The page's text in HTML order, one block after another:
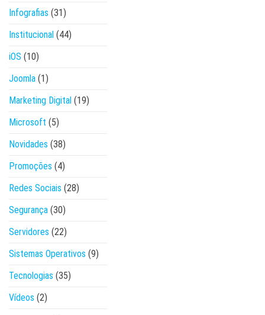
Infografias (31)
Institucional (44)
iOS (10)
Joomla (1)
Marketing Digital (19)
Microsoft (5)
Novidades (38)
Promoções (4)
Redes Sociais (28)
Segurança (30)
Servidores (22)
Sistemas Operativos (9)
Tecnologias (35)
Vídeos (2)